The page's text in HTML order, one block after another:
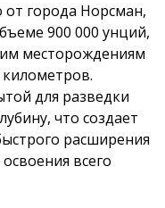
от города Норсман,
900 000 унций,
месторождениям
для разведки
что создает
расширения
всего